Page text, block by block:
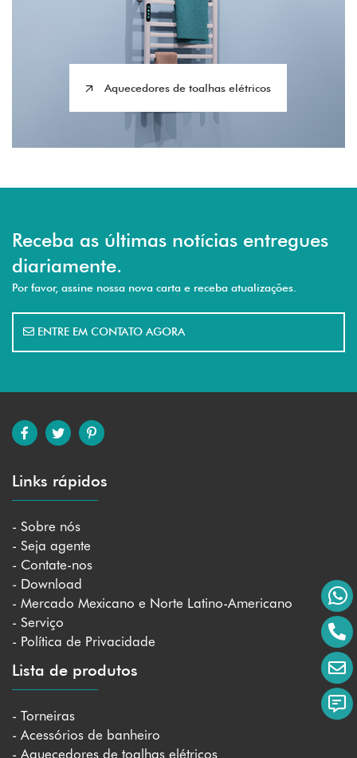
Aquecedores de toalhas elétricos
Receba as últimas notícias entregues
diariamente.
Por favor, assine nossa nova carta e receba atualizações.
ENTRE EM CONTATO AGORA
Links rápidos
- Sobre nós
- Seja agente
- Contate-nos
- Download
- Mercado Mexicano e Norte Latino-Americano
- Serviço
- Política de Privacidade
Lista de produtos
- Torneiras
- Acessórios de banheiro
- Aquecedores de toalhas elétricos